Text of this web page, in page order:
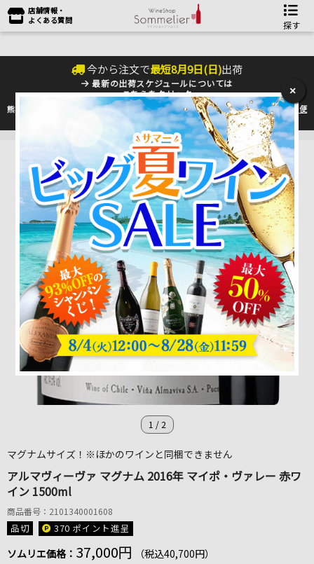
店舗情報・
よくある質問
探す
今から注文で最短8月9日(日)出荷
最新の出荷スケジュールについては
こちらをクリック
熊本地震の影響により九州への配送に遅れが生じております。最新情報は佐川急便
のHP
をご確認下さい。
1 / 2
マグナムサイズ！※ほかのワインと同梱できません
アルマヴィーヴァ マグナム 2016年 マイポ・ヴァレー 赤ワ
イン 1500ml
商品番号：2101340001608
品切 370 ポイント進呈
ソムリエ価格： 37,000円 （税込40,700円）
×